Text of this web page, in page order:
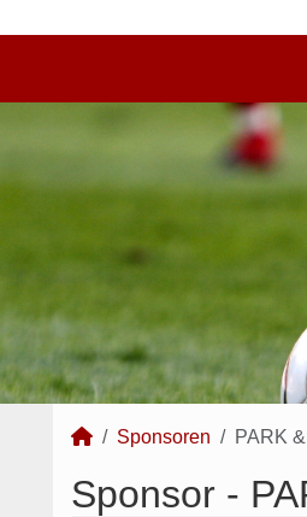
Sponsoren PARK
Sponsor -